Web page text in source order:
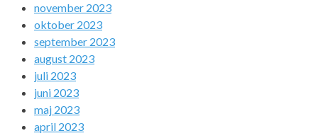
november 2023
oktober 2023
september 2023
august 2023
juli 2023
juni 2023
maj 2023
april 2023